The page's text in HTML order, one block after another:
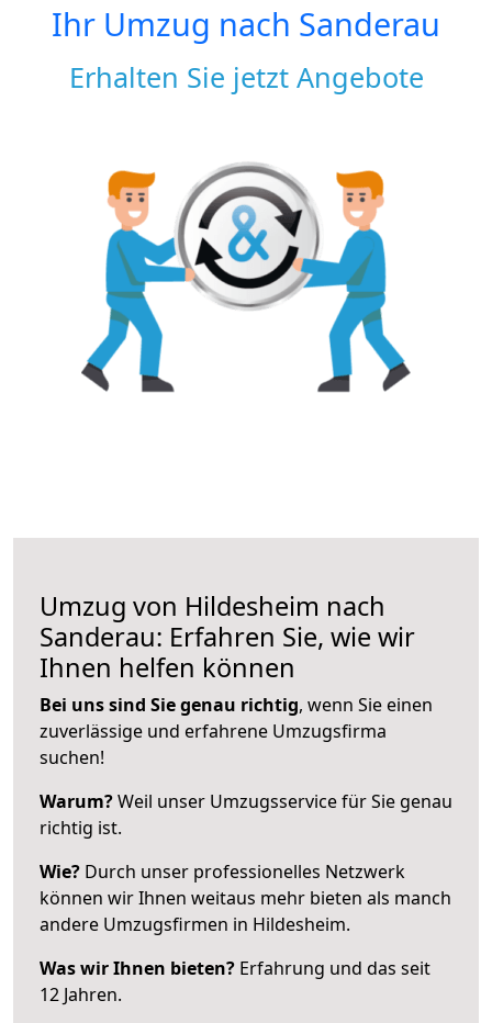
Ihr Umzug nach Sanderau
Erhalten Sie jetzt Angebote
Umzug von Hildesheim nach
Sanderau: Erfahren Sie, wie wir
Ihnen helfen können
Bei uns sind Sie genau richtig, wenn Sie einen
zuverlässige und erfahrene Umzugsfirma
suchen!
Warum?Weil unser Umzugsservice für Sie genau
richtig ist.
Wie? Durch unser professionelles Netzwerk
können wir Ihnen weitaus mehr bieten als manch
andere Umzugsfirmen in Hildesheim.
Was wir Ihnen bieten? Erfahrung und das seit
12 Jahren.